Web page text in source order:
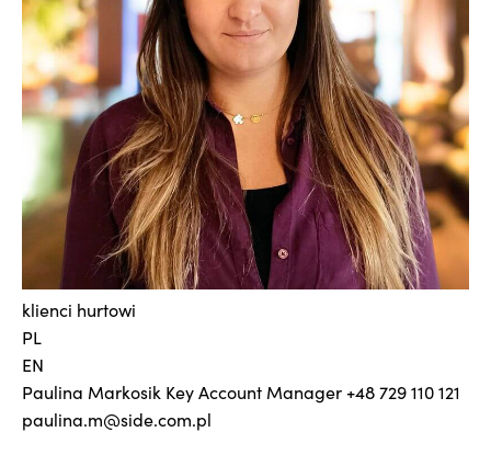
klienci hurtowi
PL
EN
Paulina Markosik Key Account Manager+48 729 110 121
paulina.m@side.com.pl